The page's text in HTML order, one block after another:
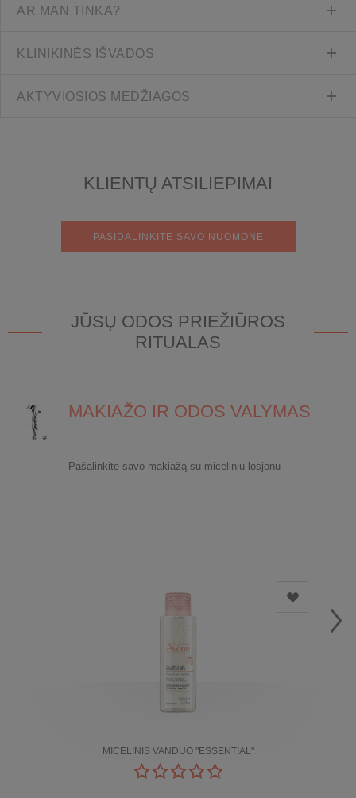
AR MAN TINKA?
KLINIKINĖS IŠVADOS
AKTYVIOSIOS MEDŽIAGOS
KLIENTŲ ATSILIEPIMAI
PASIDALINKITE SAVO NUOMONE
JŪSŲ ODOS PRIEŽIŪROS
RITUALAS
MAKIAŽO IR ODOS VALYMAS
Pašalinkite savo makiažą su miceliniu losjonu
MICELINIS VANDUO "ESSENTIAL"